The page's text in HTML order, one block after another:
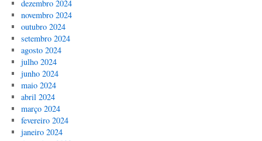
dezembro 2024
novembro 2024
outubro 2024
setembro 2024
agosto 2024
julho 2024
junho 2024
maio 2024
abril 2024
março 2024
fevereiro 2024
janeiro 2024